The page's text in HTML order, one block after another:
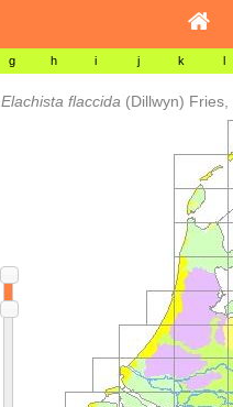
g h i j k l
Elachista flaccida (Dillwyn) Fries,